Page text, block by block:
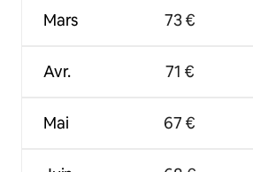
Mars
Avr.
Mai
73 €
71 €
67 €